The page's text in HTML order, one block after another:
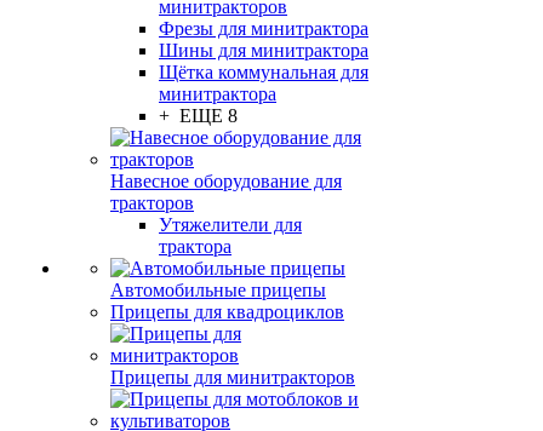
минитракторов
Фрезы для минитрактора
Шины для минитрактора
Щётка коммунальная для
минитрактора
+ ЕЩЕ 8
Навесное оборудование для
тракторов
Утяжелители для
трактора
Автомобильные прицепы
Прицепы для квадроциклов
Прицепы для минитракторов